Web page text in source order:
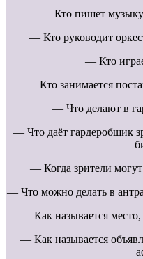
— Кто пишет музыку
— Кто руководит
— Кто
— Кто занимается
— Что делают в
— Что даёт гардеробщик
— Когда зрители могут
— Что можно делать в
— Как называется
— Как называется